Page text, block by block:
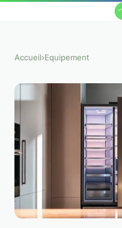
Accueil›Equipement